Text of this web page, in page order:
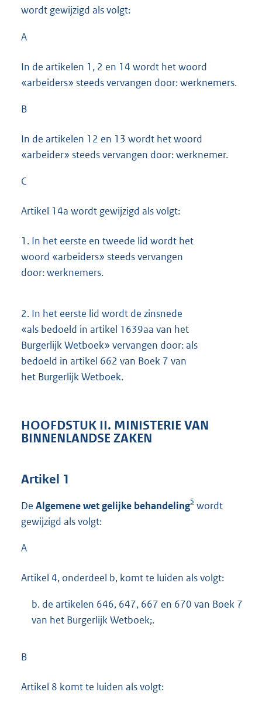
wordt gewijzigd als volgt:
A
In de artikelen 1, 2 en 14 wordt het woord
«arbeiders» steeds vervangen door: werknemers.
B
In de artikelen 12 en 13 wordt het woord
«arbeider» steeds vervangen door: werknemer.
C
Artikel 14a wordt gewijzigd als volgt:
1. In het eerste en tweede lid wordt het
woord «arbeiders» steeds vervangen
door: werknemers.
2. In het eerste lid wordt de zinsnede
«als bedoeld in artikel 1639aa van het
Burgerlijk Wetboek» vervangen door: als
bedoeld in artikel 662 van Boek 7 van
het Burgerlijk Wetboek.
HOOFDSTUK II. MINISTERIE VAN
BINNENLANDSE ZAKEN
Artikel 1
De Algemene wet gelijke behandeling5 wordt
gewijzigd als volgt:
A
Artikel 4, onderdeel b, komt te luiden als volgt:
b. de artikelen 646, 647, 667 en 670 van Boek 7
van het Burgerlijk Wetboek;.
B
Artikel 8 komt te luiden als volgt: